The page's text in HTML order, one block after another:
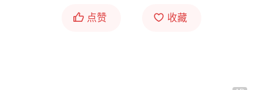
点赞 收藏